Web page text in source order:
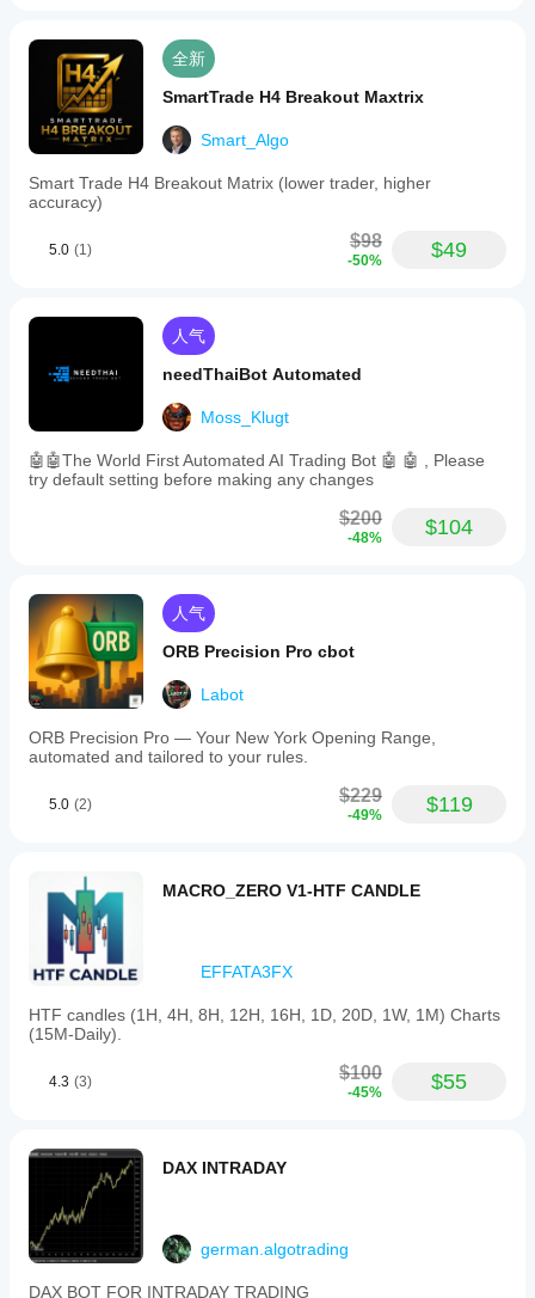
全新
SmartTrade H4 Breakout Maxtrix
Smart_Algo
Smart Trade H4 Breakout Matrix (lower trader, higher
accuracy)
5.0 (1) $98
-50% $49
人气
needThaiBot Automated
Moss_Klugt
🤖🤖The World First Automated AI Trading Bot 🤖 🤖 , Please
try default setting before making any changes
$200
-48% $104
人气
ORB Precision Pro cbot
Labot
ORB Precision Pro — Your New York Opening Range,
automated and tailored to your rules.
5.0 (2) $229
-49% $119
MACRO_ZERO V1-HTF CANDLE
EFFATA3FX
HTF candles (1H, 4H, 8H, 12H, 16H, 1D, 20D, 1W, 1M) Charts
(15M-Daily).
4.3 (3) $100
-45% $55
DAX INTRADAY
german.algotrading
DAX BOT FOR INTRADAY TRADING